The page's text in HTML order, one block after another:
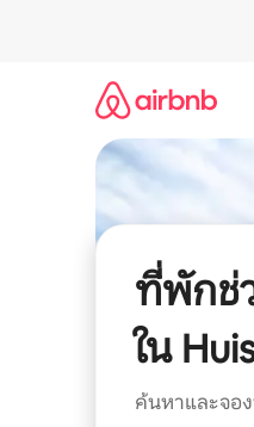
ที่พักช่
ใน
ค้นหาและจอ